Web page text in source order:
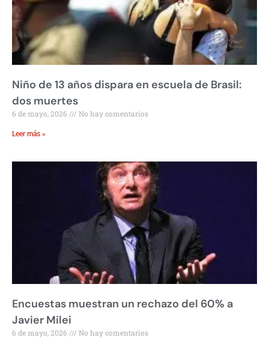
Niño de 13 años dispara en escuela de Brasil:
dos muertes
6 de mayo, 2026 No hay comentarios
Leer más »
Encuestas muestran un rechazo del 60% a
Javier Milei
6 de mayo, 2026 No hay comentarios